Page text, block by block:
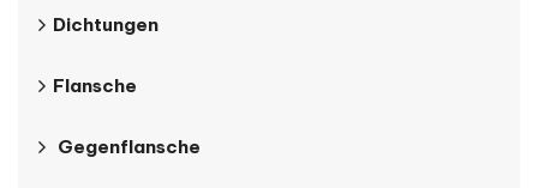
Dichtungen
Flansche
Gegenflansche